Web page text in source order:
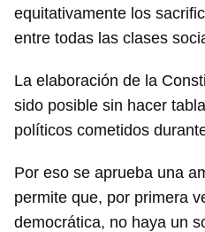
equitativamente los
entre todas las clases
La elaboración de la
sido posible sin hacer
políticos cometidos
Por eso se aprueba una
permite que, por primera
democrática, no haya un